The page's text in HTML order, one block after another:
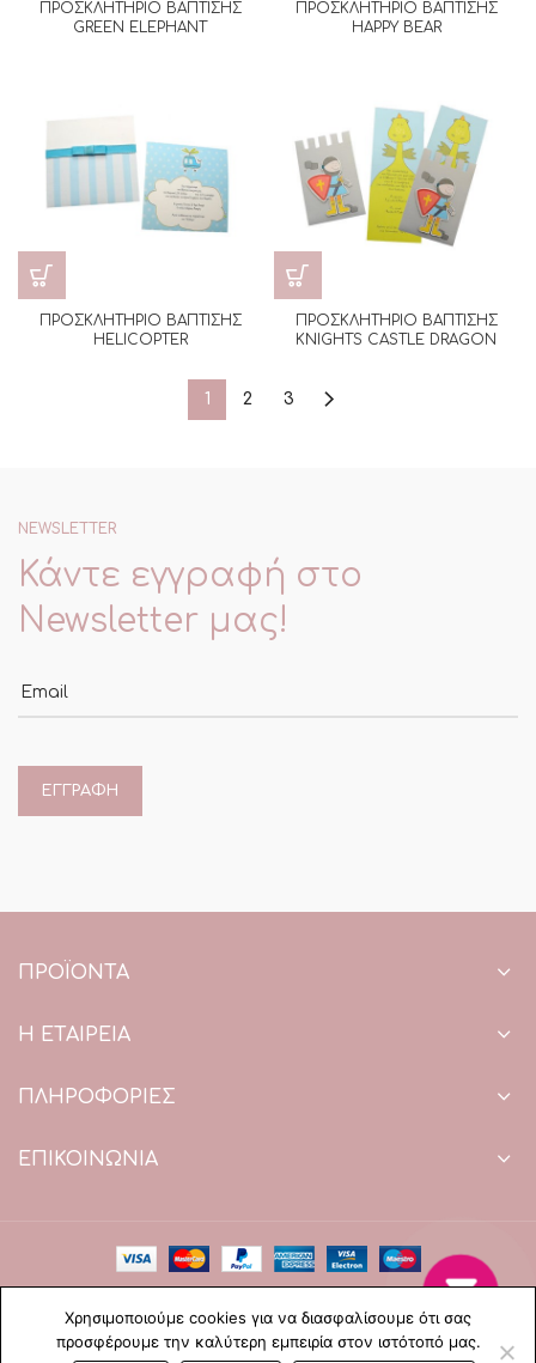
ΠΡΟΣΚΛΗΤΗΡΙΟ ΒΑΠΤΙΣΗΣ
GREEN ELEPHANT
ΠΡΟΣΚΛΗΤΗΡΙΟ ΒΑΠΤΙΣΗΣ
HAPPY BEAR
ΠΡΟΣΚΛΗΤΗΡΙΟ ΒΑΠΤΙΣΗΣ
HELICOPTER
ΠΡΟΣΚΛΗΤΗΡΙΟ ΒΑΠΤΙΣΗΣ
KNIGHTS CASTLE DRAGON
1 2 3
NEWSLETTER
Κάντε εγγραφή στο
Newsletter μας!
ΠΡΟΪΌΝΤΑ
Η ΕΤΑΙΡΕΙΑ
ΠΛΗΡΟΦΟΡΙΕΣ
ΕΠΙΚΟΙΝΩΝΙΑ
Web Design & development by web-idea.gr
Χρησιμοποιούμε cookies για να διασφαλίσουμε ότι σας
προσφέρουμε την καλύτερη εμπειρία στον ιστότοπό μας.